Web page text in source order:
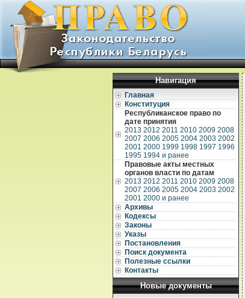
Навигация
Главная
Конституция
Республиканское право по
дате принятия
2013 2012 2011 2010 2009 2008
2007 2006 2005 2004 2003 2002
2001 2000 1999 1998 1997 1996
1995 1994 и ранее
Правовые акты местных
органов власти по датам
2013 2012 2011 2010 2009 2008
2007 2006 2005 2004 2003 2002
2001 2000 и ранее
Архивы
Кодексы
Законы
Указы
Постановления
Поиск документа
Полезные ссылки
Контакты
Новые документы